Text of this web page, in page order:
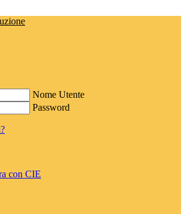
Nome Utente
Password
con CIE